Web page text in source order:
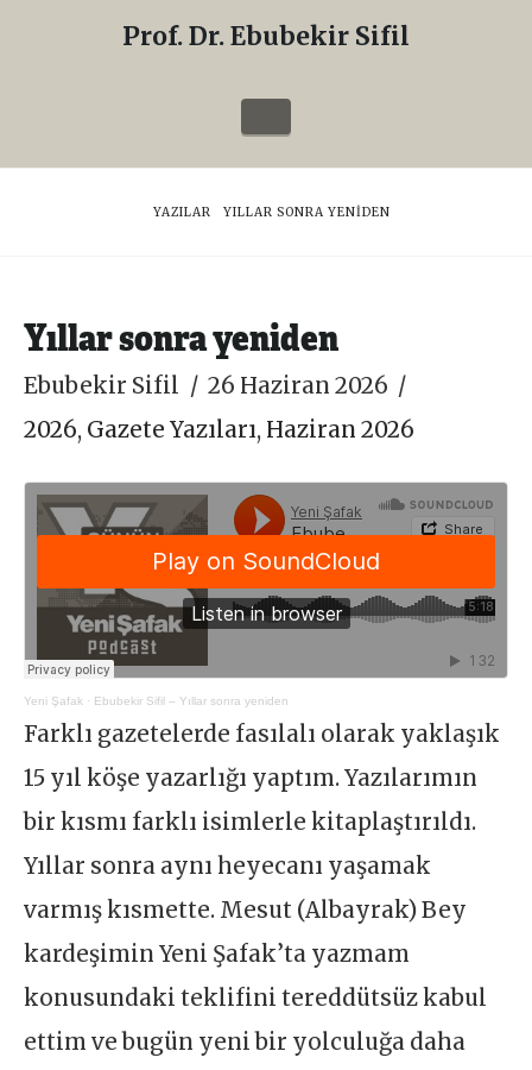
Sifil
Prof. Dr. Ebubekir Sifil
Navigation
HOME
YAZILAR YILLAR SONRA YENIDEN
Yıllar sonra yeniden
Ebubekir Sifil
26 Haziran 2026
2026, Gazete Yazıları, Haziran 2026
Yeni Şafak · Ebubekir Sifil – Yıllar sonra yeniden
Farklı gazetelerde fasılalı olarak yaklaşık
15 yıl köşe yazarlığı yaptım. Yazılarımın
bir kısmı farklı isimlerle kitaplaştırıldı.
Yıllar sonra aynı heyecanı yaşamak
varmış kısmette. Mesut (Albayrak) Bey
kardeşimin Yeni Şafak’ta yazmam
konusundaki teklifini tereddütsüz kabul
ettim ve bugün yeni bir yolculuğa daha